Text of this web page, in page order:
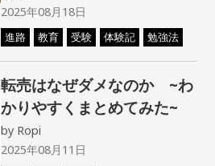
2025年08月18日
進路 教育 受験 体験記 勉強法
転売はなぜダメなのか ~わ
かりやすくまとめてみた~
by Ropi
2025年08月11日